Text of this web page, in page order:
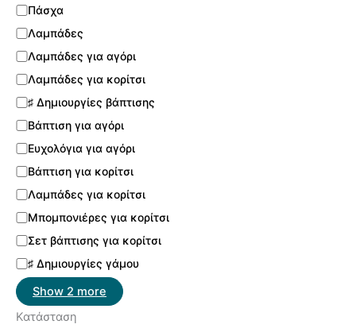
Πάσχα
Λαμπάδες
Λαμπάδες για αγόρι
Λαμπάδες για κορίτσι
♯ Δημιουργίες βάπτισης
Βάπτιση για αγόρι
Ευχολόγια για αγόρι
Βάπτιση για κορίτσι
Λαμπάδες για κορίτσι
Μπομπονιέρες για κορίτσι
Σετ βάπτισης για κορίτσι
♯ Δημιουργίες γάμου
Show 2 more
Κατάσταση